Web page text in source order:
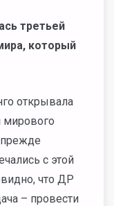
третьей
который
открывала
мирового
с этой
что ДР
– провести